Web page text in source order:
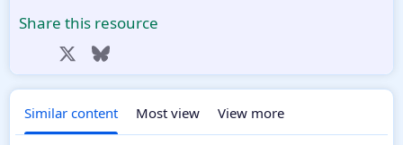
Share this resource
Facebook Bluesky
Similar content Most view View more